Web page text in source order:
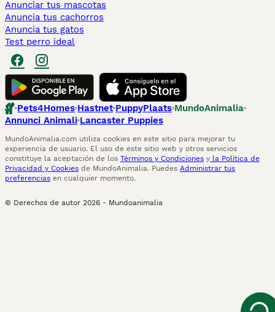
Anunciar tus mascotas
Anuncia tus cachorros
Anuncia tus gatos
Test perro ideal
Pets4Homes Hastnet PuppyPlaats MundoAnimalia
Annunci Animali Lancaster Puppies
MundoAnimalia.com utiliza cookies en este sitio para mejorar tu
experiencia de usuario. El uso de este sitio web y otros servicios
constituye la aceptación de los Términos y Condiciones y la Política de
Privacidad y Cookies de MundoAnimalia. Puedes Administrar tus
preferencias en cualquier momento.
© Derechos de autor 2026 - Mundoanimalia